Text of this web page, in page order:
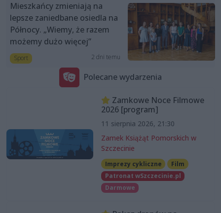
Mieszkańcy zmieniają na
lepsze zaniedbane osiedla na
Północy. „Wiemy, że razem
możemy dużo więcej”
Sport 2 dni temu
Polecane wydarzenia
Zamkowe Noce Filmowe
2026 [program]
11 sierpnia 2026, 21:30
Zamek Książąt Pomorskich w
Szczecinie
Imprezy cykliczne
Film
Patronat wSzczecinie.pl
Darmowe